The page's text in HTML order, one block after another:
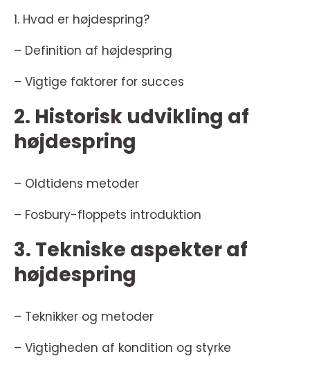
1. Hvad er højdespring?
– Definition af højdespring
– Vigtige faktorer for succes
2. Historisk udvikling af
højdespring
– Oldtidens metoder
– Fosbury-floppets introduktion
3. Tekniske aspekter af
højdespring
– Teknikker og metoder
– Vigtigheden af kondition og styrke